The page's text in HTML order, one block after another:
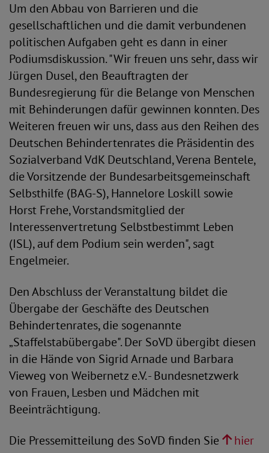
Um den Abbau von Barrieren und die
gesellschaftlichen und die damit verbundenen
politischen Aufgaben geht es dann in einer
Podiumsdiskussion. "Wir freuen uns sehr, dass wir
Jürgen Dusel, den Beauftragten der
Bundesregierung für die Belange von Menschen
mit Behinderungen dafür gewinnen konnten. Des
Weiteren freuen wir uns, dass aus den Reihen des
Deutschen Behindertenrates die Präsidentin des
Sozialverband VdK Deutschland, Verena Bentele,
die Vorsitzende der Bundesarbeitsgemeinschaft
Selbsthilfe (BAG-S), Hannelore Loskill sowie
Horst Frehe, Vorstandsmitglied der
Interessenvertretung Selbstbestimmt Leben
(ISL), auf dem Podium sein werden", sagt
Engelmeier.
Den Abschluss der Veranstaltung bildet die
Übergabe der Geschäfte des Deutschen
Behindertenrates, die sogenannte
„Staffelstabübergabe". Der SoVD übergibt diesen
in die Hände von Sigrid Arnade und Barbara
Vieweg von Weibernetz e.V. - Bundesnetzwerk
von Frauen, Lesben und Mädchen mit
Beeinträchtigung.
Die Pressemitteilung des SoVD finden Sie
hier